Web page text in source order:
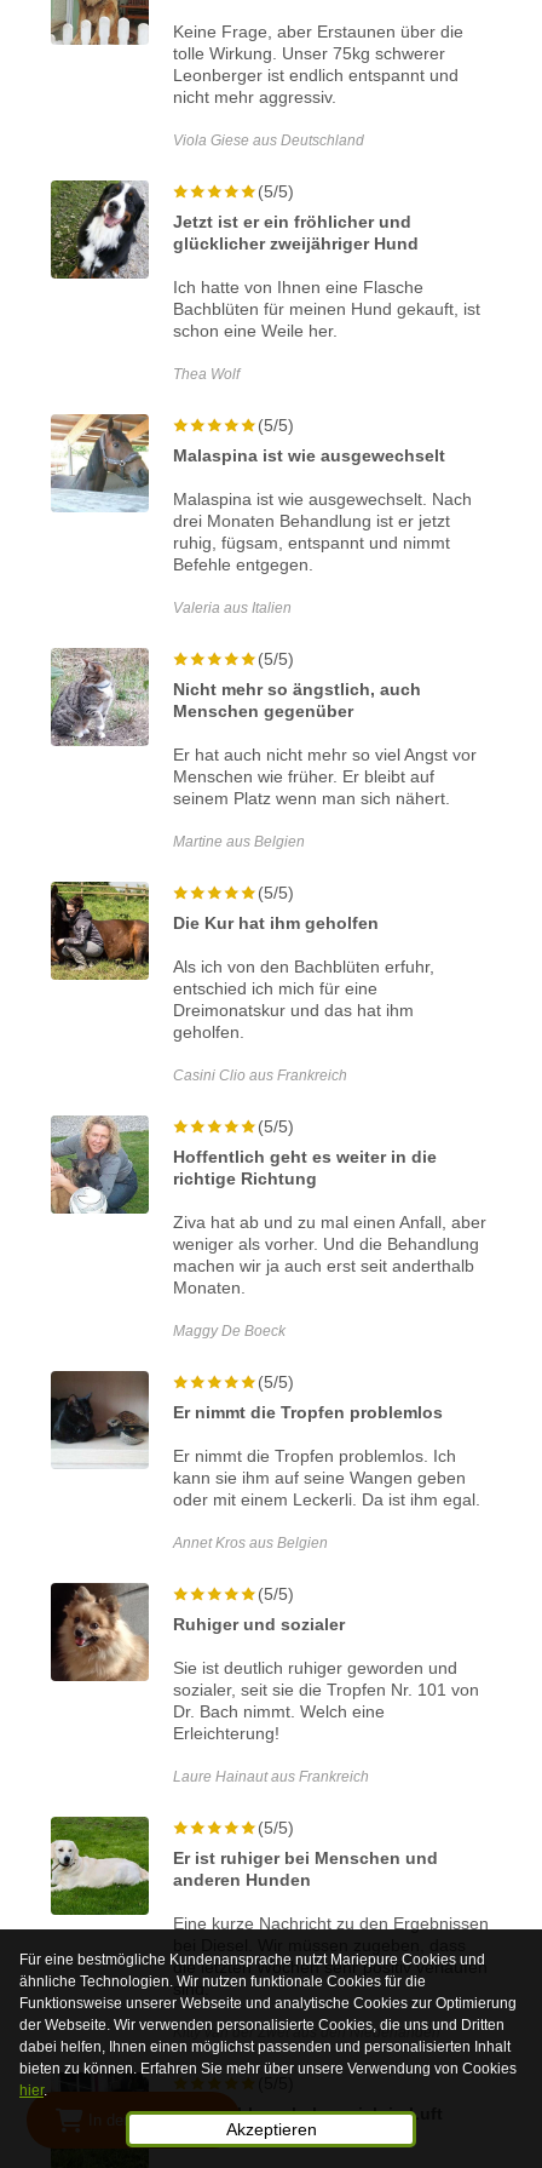
In den Warenkorb
Keine Frage, aber Erstaunen über die
tolle Wirkung. Unser 75kg schwerer
Leonberger ist endlich entspannt und
nicht mehr aggressiv.
Viola Giese aus Deutschland
(5/5)
Jetzt ist er ein fröhlicher und
glücklicher zweijähriger Hund
Ich hatte von Ihnen eine Flasche
Bachblüten für meinen Hund gekauft, ist
schon eine Weile her.
Thea Wolf
(5/5)
Malaspina ist wie ausgewechselt
Malaspina ist wie ausgewechselt. Nach
drei Monaten Behandlung ist er jetzt
ruhig, fügsam, entspannt und nimmt
Befehle entgegen.
Valeria aus Italien
(5/5)
Nicht mehr so ängstlich, auch
Menschen gegenüber
Er hat auch nicht mehr so viel Angst vor
Menschen wie früher. Er bleibt auf
seinem Platz wenn man sich nähert.
Martine aus Belgien
(5/5)
Die Kur hat ihm geholfen
Als ich von den Bachblüten erfuhr,
entschied ich mich für eine
Dreimonatskur und das hat ihm
geholfen.
Casini Clio aus Frankreich
(5/5)
Hoffentlich geht es weiter in die
richtige Richtung
Ziva hat ab und zu mal einen Anfall, aber
weniger als vorher. Und die Behandlung
machen wir ja auch erst seit anderthalb
Monaten.
Maggy De Boeck
(5/5)
Er nimmt die Tropfen problemlos
Er nimmt die Tropfen problemlos. Ich
kann sie ihm auf seine Wangen geben
oder mit einem Leckerli. Da ist ihm egal.
Annet Kros aus Belgien
(5/5)
Ruhiger und sozialer
Sie ist deutlich ruhiger geworden und
sozialer, seit sie die Tropfen Nr. 101 von
Dr. Bach nimmt. Welch eine
Erleichterung!
Laure Hainaut aus Frankreich
(5/5)
Er ist ruhiger bei Menschen und
anderen Hunden
Eine kurze Nachricht zu den Ergebnissen
die letzten Wochen sehr positiv verlaufen
sind.
Kitty van der Zwet aus den Niederlanden
Alle Probleme haben sich in Luft
aufgelöst!
Für eine bestmögliche Kundenansprache nutzt Mariepure Cookies und
ähnliche Technologien. Wir nutzen funktionale Cookies für die
Funktionsweise unserer Webseite und analytische Cookies zur Optimierung
der Webseite. Wir verwenden personalisierte Cookies, die uns und Dritten
dabei helfen, Ihnen einen möglichst passenden und personalisierten Inhalt
bieten zu können. Erfahren Sie mehr über unsere Verwendung von Cookies
hier.
Akzeptieren